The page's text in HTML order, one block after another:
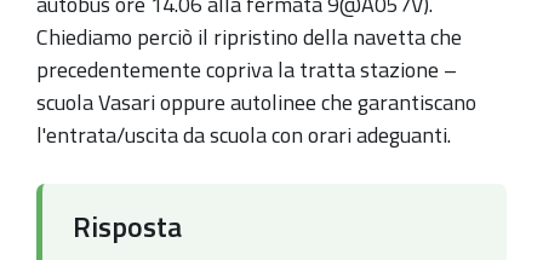
Chiediamo perciò il ripristino della navetta che
precedentemente copriva la tratta stazione –
scuola Vasari oppure autolinee che garantiscano
l'entrata/uscita da scuola con orari adeguanti.
Risposta